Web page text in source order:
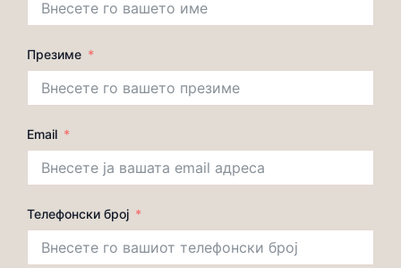
Презиме
Email
Телефонски број